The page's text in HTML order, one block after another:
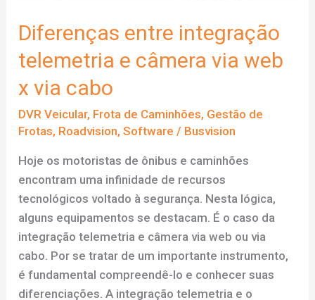
Diferenças entre integração
telemetria e câmera via web
x via cabo
DVR Veicular, Frota de Caminhões, Gestão de
Frotas, Roadvision,Software / Busvision
Hoje os motoristas de ônibus e caminhões
encontram uma infinidade de recursos
tecnológicos voltado à segurança. Nesta lógica,
alguns equipamentos se destacam. É o caso da
integração telemetria e câmera via web ou via
cabo. Por se tratar de um importante instrumento,
é fundamental compreendê-lo e conhecer suas
diferenciações. A integração telemetria e o